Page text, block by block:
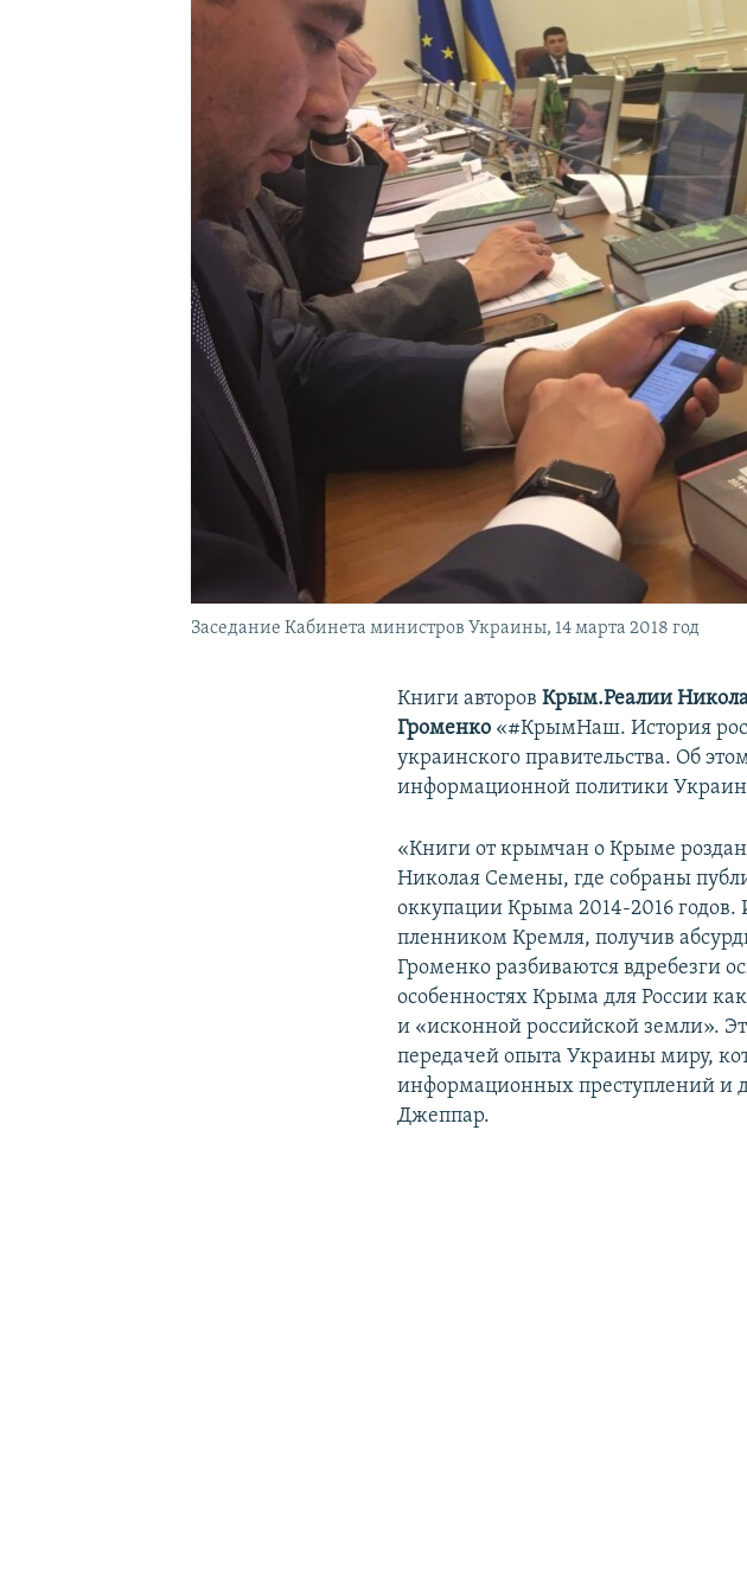
Заседание Кабинета министров Украины, 14 марта 2018 год
Книги авторовКрым.Реалии
Громенко «#КрымНаш. История
украинского правительства. Об
информационной политики
«Книги от крымчан о Крыме
Николая Семены, где собраны
оккупации Крыма 2014-2016
пленником Кремля, получив
Громенко разбиваются вдребезги
особенностях Крыма для России
и «исконной российской земли».
передачей опыта Украины миру,
информационных преступлений и
Джеппар.